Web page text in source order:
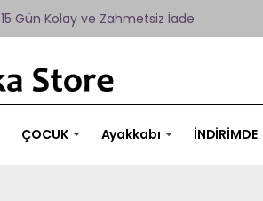
15 Gün Kolay ve Zahmetsiz İade
ÇOCUK Ayakkabı İNDİRİMDE